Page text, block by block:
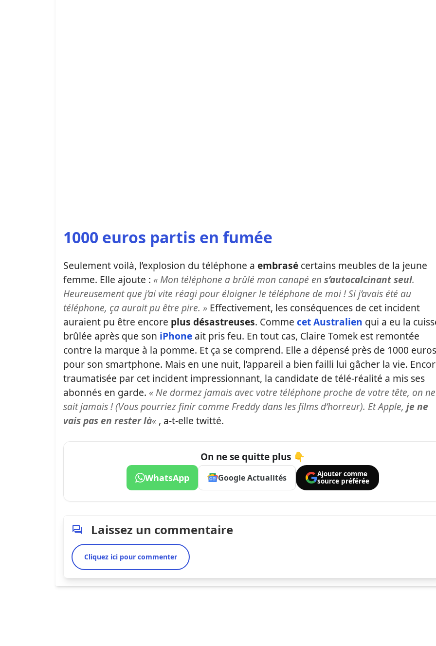
1000 euros partis en fumée
Seulement voilà, l’explosion du téléphone a embrasé certains meubles de la jeune
femme. Elle ajoute : « Mon téléphone a brûlé mon canapé en s’autocalcinant seul.
Heureusement que j’ai vite réagi pour éloigner le téléphone de moi ! Si j’avais été au
téléphone, ça aurait pu être pire. » Effectivement, les conséquences de cet incident
auraient pu être encore plus désastreuses. Comme cet Australien qui a eu la
brûlée après que son iPhone ait pris feu. En tout cas, Claire Tomek est remontée
contre la marque à la pomme. Et ça se comprend. Elle a dépensé près de 1000 euros
pour son smartphone. Mais en une nuit, l’appareil a bien failli lui gâcher la vie.
traumatisée par cet incident impressionnant, la candidate de télé-réalité a mis ses
abonnés en garde. « Ne dormez jamais avec votre téléphone proche de votre tête, on ne
sait jamais ! (Vous pourriez finir comme Freddy dans les films d’horreur). Et Apple, je ne
vais pas en rester là« , a-t-elle twitté.
On ne se quitte plus 👇
WhatsApp Google Actualités
Ajouter comme
source préférée
Laissez un commentaire
Cliquez ici pour commenter